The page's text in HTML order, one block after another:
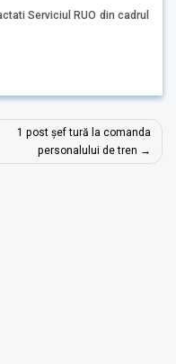
Serviciul RUO din cadrul
1 post șef tură la comanda
personalului de tren